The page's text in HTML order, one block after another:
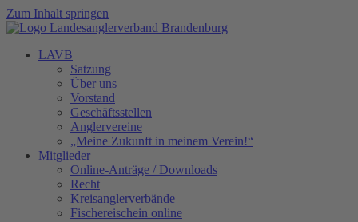
Zum Inhalt springen
LAVB
Satzung
Über uns
Vorstand
Geschäftsstellen
Anglervereine
„Meine Zukunft in meinem Verein!“
Mitglieder
Online-Anträge / Downloads
Recht
Kreisanglerverbände
Fischereischein online